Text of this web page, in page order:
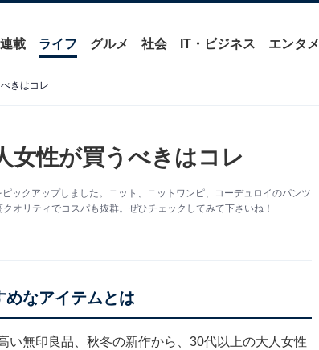
連載 ライフ グルメ 社会 IT・ビジネス エンタメ
きはコレ
女性が買うべきはコレ
ックアップしました。ニット、ニットワンピ、コーデュロイのパンツ
オリティでコスパも抜群。ぜひチェックしてみて下さいね！
めなアイテムとは
い無印良品、秋冬の新作から、30代以上の大人女性